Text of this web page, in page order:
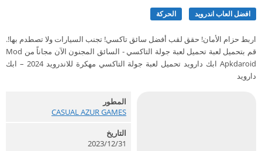
افضل العاب اندرويد الحركة
اربط حزام الأمان! حقق لقب أفضل سائق تاكسي! تجنب السيارات ولا تصطدم بها!.
قم بتحميل لعبة تحميل لعبة جولة التاكسي - السائق المجنون الآن مجاناً من Mod
Apkdaroid ابك دارويد تحميل لعبة جولة التاكسي مهكرة للاندرويد 2024 – ابك
دارويد
المطور
CASUAL AZUR GAMES‏
التاريخ
2023/12/31